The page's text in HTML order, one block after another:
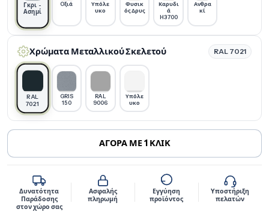
Γκρι -
Ασημί
Oξιά
Υπόλε
υκο
Φυσικ
ός Δρυς
Καρυδι
ά
H3700
Ανθρα
κί
Χρώματα Μεταλλικού Σκελετού RAL 7021
RAL
7021
GRIS
150
RAL
9006
Υπόλε
υκο
ΑΓΟΡΑ ΜΕ 1 ΚΛΙΚ
Δυνατότητα
Παράδοσης
στον χώρο σας
Ασφαλής
πληρωμή
Εγγύηση
προϊόντος
Υποστήριξη
πελατών